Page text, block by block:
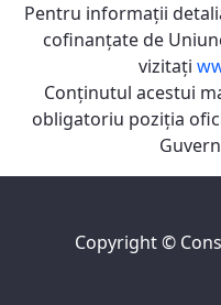
Pentru informaţii
cofinanţate de
vizitaţi
Conţinutul acestui
obligatoriu poziţia
Copyright ©